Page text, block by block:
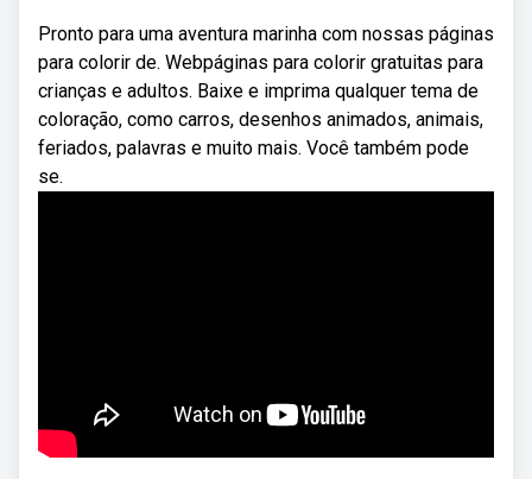
Pronto para uma aventura marinha com nossas páginas
para colorir de. Webpáginas para colorir gratuitas para
crianças e adultos. Baixe e imprima qualquer tema de
coloração, como carros, desenhos animados, animais,
feriados, palavras e muito mais. Você também pode
se.